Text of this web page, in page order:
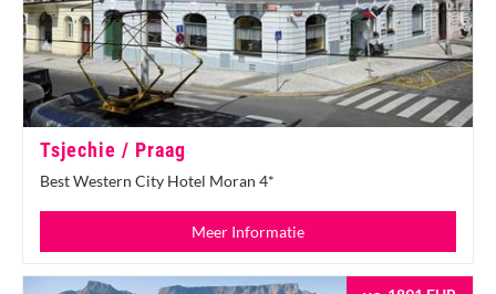
Tsjechie / Praag
Best Western City Hotel Moran 4*
Meer Informatie